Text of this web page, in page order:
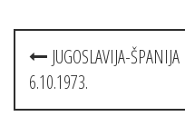
Post
navigation
JUGOSLAVIJA-ŠPANIJA
6.10.1973.